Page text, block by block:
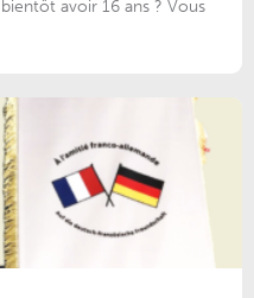
avoir 16 ans ? Vous